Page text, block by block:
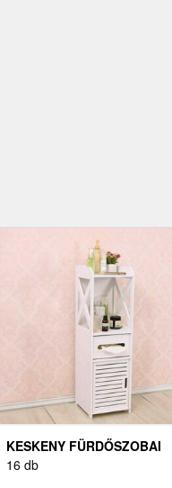
KESKENY FÜRDŐSZOBAI
SZEKRÉNY
16 db